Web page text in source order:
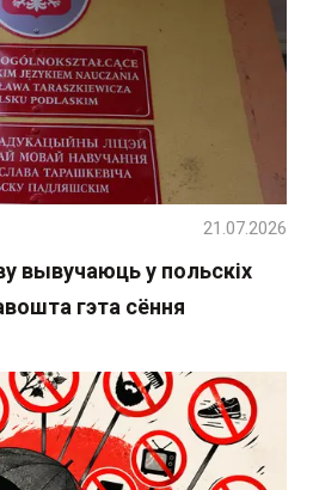
вывучаюць у польскіх
гэта сёння
21.07.2026